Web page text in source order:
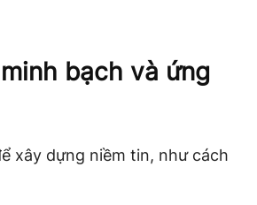
bạch và ứng
xây dựng niềm tin, như cách